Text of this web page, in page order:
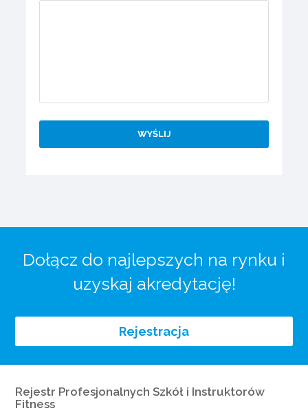
Dołącz do najlepszych na rynku i
uzyskaj akredytację!
Rejestracja
Rejestr Profesjonalnych Szkół i Instruktorów
Fitness